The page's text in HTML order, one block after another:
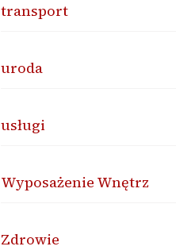
transport
uroda
usługi
Wyposażenie Wnętrz
Zdrowie